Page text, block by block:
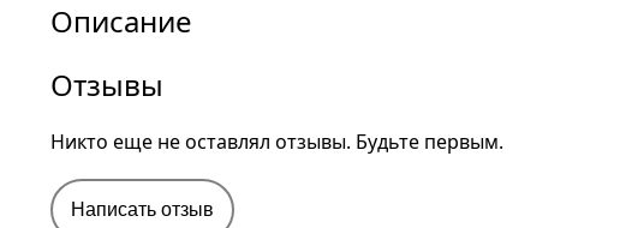
Описание
Отзывы
Никто еще не оставлял отзывы. Будьте первым.
Написать отзыв